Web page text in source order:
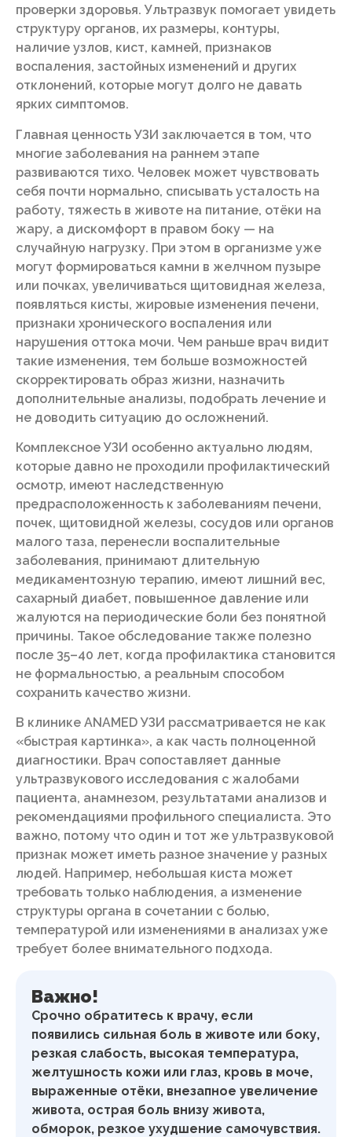
проверки здоровья. Ультразвук помогает увидеть
структуру органов, их размеры, контуры,
наличие узлов, кист, камней, признаков
воспаления, застойных изменений и других
отклонений, которые могут долго не давать
ярких симптомов.
Главная ценность УЗИ заключается в том, что
многие заболевания на раннем этапе
развиваются тихо. Человек может чувствовать
себя почти нормально, списывать усталость на
работу, тяжесть в животе на питание, отёки на
жару, а дискомфорт в правом боку — на
случайную нагрузку. При этом в организме уже
могут формироваться камни в желчном пузыре
или почках, увеличиваться щитовидная железа,
появляться кисты, жировые изменения печени,
признаки хронического воспаления или
нарушения оттока мочи. Чем раньше врач видит
такие изменения, тем больше возможностей
скорректировать образ жизни, назначить
дополнительные анализы, подобрать лечение и
не доводить ситуацию до осложнений.
Комплексное УЗИ особенно актуально людям,
которые давно не проходили профилактический
осмотр, имеют наследственную
предрасположенность к заболеваниям печени,
почек, щитовидной железы, сосудов или органов
малого таза, перенесли воспалительные
заболевания, принимают длительную
медикаментозную терапию, имеют лишний вес,
сахарный диабет, повышенное давление или
жалуются на периодические боли без понятной
причины. Такое обследование также полезно
после 35–40 лет, когда профилактика становится
не формальностью, а реальным способом
сохранить качество жизни.
В клинике ANAMED УЗИ рассматривается не как
«быстрая картинка», а как часть полноценной
диагностики. Врач сопоставляет данные
ультразвукового исследования с жалобами
пациента, анамнезом, результатами анализов и
рекомендациями профильного специалиста. Это
важно, потому что один и тот же ультразвуковой
признак может иметь разное значение у разных
людей. Например, небольшая киста может
требовать только наблюдения, а изменение
структуры органа в сочетании с болью,
температурой или изменениями в анализах уже
требует более внимательного подхода.
Важно!
Срочно обратитесь к врачу, если
появились сильная боль в животе или боку,
резкая слабость, высокая температура,
желтушность кожи или глаз, кровь в моче,
выраженные отёки, внезапное увеличение
живота, острая боль внизу живота,
обморок, резкое ухудшение самочувствия.